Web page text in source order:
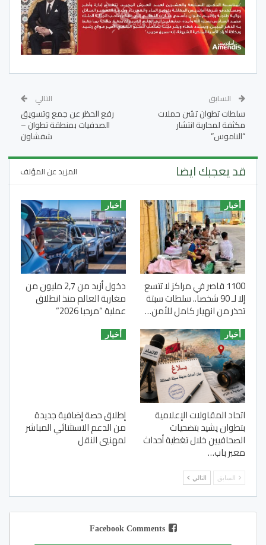
السابق
سلطات تطوان تشن حملات
مكثفة لمحاربة انتشار
“الناموس”
التالي
رفع الحظر عن جمع وتسويق
الصدفيات بمنطقة تطوان –
شفشاون
قد يعجبك ايضا المزيد عن المؤلف
أخبار
1100 قاصر في مراكز لا تتسع
إلا لـ 90 شخصا.. سلطات سبتة
تحذر من انهيار كامل للأمن…
أخبار
دخول أزيد من 2,7 مليون من
مغاربة العالم منذ انطلاق
عملية “مرحبا 2026”
أخبار
اتحاد المقاولات الإعلامية
بتطوان يشيد بتضحيات
الصحافيين خلال تغطية أحداث
معبر باب…
أخبار
إطلاق حصة إضافية جديدة
من الدعم الاستثنائي المباشر
لمهنيي النقل
السابق التالي
Facebook Comments